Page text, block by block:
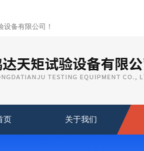
备有限公司！
页 关于我们